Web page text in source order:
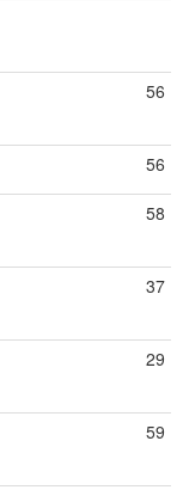
56
56
58
37
29
59